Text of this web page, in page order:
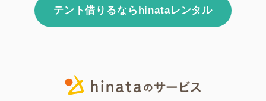
テント借りるならhinataレンタル